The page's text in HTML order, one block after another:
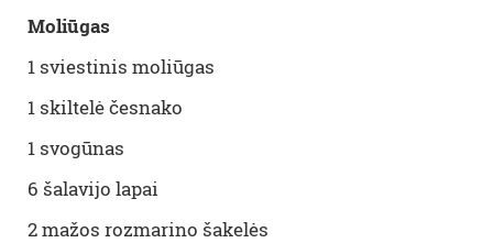
Moliūgas
1 sviestinis moliūgas
1 skiltelė česnako
1 svogūnas
6 šalavijo lapai
2 mažos rozmarino šakelės